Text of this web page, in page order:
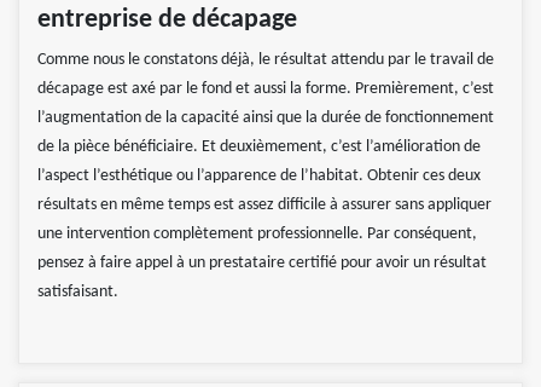
entreprise de décapage
Comme nous le constatons déjà, le résultat attendu par le travail de
décapage est axé par le fond et aussi la forme. Premièrement, c’est
l’augmentation de la capacité ainsi que la durée de fonctionnement
de la pièce bénéficiaire. Et deuxièmement, c’est l’amélioration de
l’aspect l’esthétique ou l’apparence de l’habitat. Obtenir ces deux
résultats en même temps est assez difficile à assurer sans appliquer
une intervention complètement professionnelle. Par conséquent,
pensez à faire appel à un prestataire certifié pour avoir un résultat
satisfaisant.